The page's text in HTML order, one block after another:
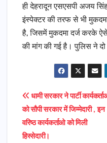
ही देहरादून एसएसपी अजय
इंस्पेक्टर की तरफ से भी
है, जिसमें मुकदमा दर्ज करके ऐसे
की मांग की गई है। पुलिस ने
Post
navigation
धामी सरकार ने पार्टी
को सौपी सरकार में जिम्मेदारी , इन
वरिष्ठ कार्यकर्ताओ को मिली
हिस्सेदारी।